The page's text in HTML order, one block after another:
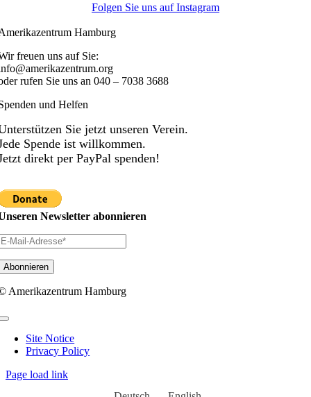
Folgen Sie uns auf Instagram
Hamburg
freuen uns auf Sie:
rufen Sie uns an040 – 7038 3688
und Helfen
Sie jetzt unseren Verein.
Spende ist willkommen.
direkt per PayPal spenden!
Newsletter abonnieren
Amerikazentrum Hamburg
Toggle
NavigationSite Notice
Privacy Policy
Page load link